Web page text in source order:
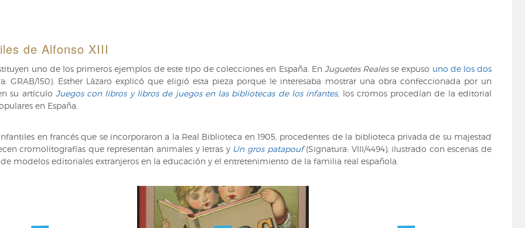
de Alfonso XIII
uno de los primeros ejemplos de este tipo de colecciones en España. En Juguetes Realesse expuso uno de los dos
GRAB/150). Esther Lázaro explicó que eligió esta pieza porque le interesaba mostrar una obra confeccionada por un
su artículo Juegos con libros y libros de juegos en las bibliotecas de los infantes, los cromos procedían de la editorial
en España.
en francés que se incorporaron a la Real Biblioteca en 1905, procedentes de la biblioteca privada de su majestad
cromolitografías que representan animales y letras y Un gros patapouf(Signatura: VIII/4494), ilustrado con escenas de
modelos editoriales extranjeros en la educación y el entretenimiento de la familia real española.